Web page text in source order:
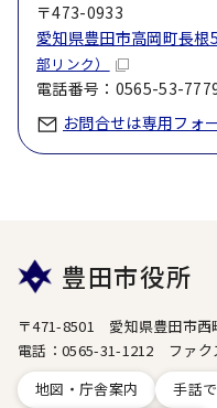
〒473-0933
愛知県豊田市高岡町長根
部リンク）
電話番号：0565-53-
お問合せは専用フォ
豊田市役所
〒471-8501 愛知県豊田市西
電話：0565-31-1212 ファク
地図・庁舎案内
手話